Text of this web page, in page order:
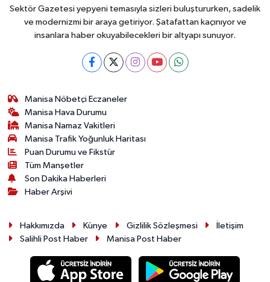
Sektör Gazetesi yepyeni temasıyla sizleri buluştururken, sadelik
ve modernizmi bir araya getiriyor. Şatafattan kaçınıyor ve
insanlara haber okuyabilecekleri bir altyapı sunuyor.
Manisa Nöbetçi Eczaneler
Manisa Hava Durumu
Manisa Namaz Vakitleri
Manisa Trafik Yoğunluk Haritası
Puan Durumu ve Fikstür
Tüm Manşetler
Son Dakika Haberleri
Haber Arşivi
Hakkımızda Künye Gizlilik Sözleşmesi
İletişim
Salihli Post Haber
Manisa Post Haber